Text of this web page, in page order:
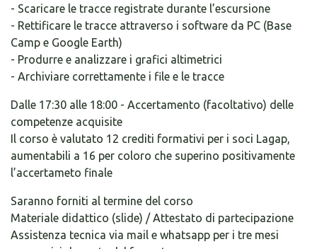
- Scaricare le tracce registrate durante l’escursione
- Rettificare le tracce attraverso i software da PC (Base
Camp e Google Earth)
- Produrre e analizzare i grafici altimetrici
- Archiviare correttamente i file e le tracce
Dalle 17:30 alle 18:00 - Accertamento (facoltativo) delle
competenze acquisite
Il corso è valutato 12 crediti formativi per i soci Lagap,
aumentabili a 16 per coloro che superino positivamente
l’accertameto finale
Saranno forniti al termine del corso
Materiale didattico (slide) / Attestato di partecipazione
Assistenza tecnica via mail e whatsapp per i tre mesi